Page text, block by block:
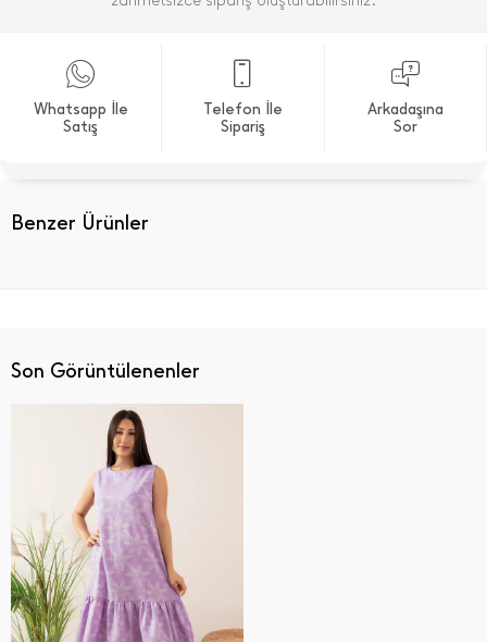
Whatsapp İle
Satış
Telefon İle
Sipariş
Arkadaşına
Sor
Benzer Ürünler
Son Görüntülenenler